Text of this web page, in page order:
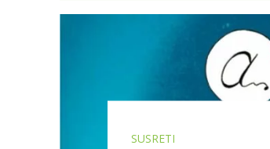
SUSRETI